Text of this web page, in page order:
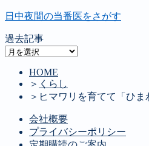
日中夜間の当番医をさがす
過去記事
過
HOME
＞ くらし
＞ ヒマワリを育てて「ひま
会社概要
プライバシーポリシー